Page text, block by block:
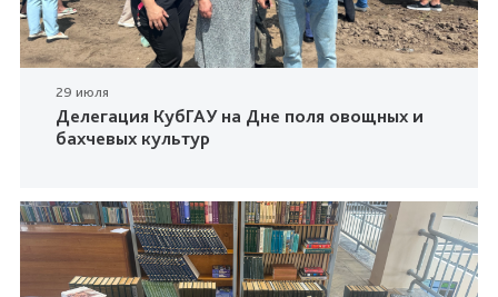
29 июля
Делегация КубГАУ на Дне поля овощных и
бахчевых культур